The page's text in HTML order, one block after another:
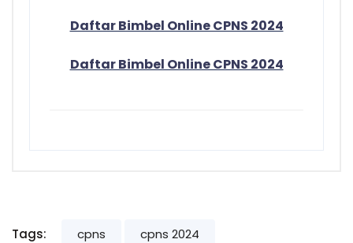
Daftar Bimbel Online CPNS 2024
Daftar Bimbel Online CPNS 2024
Tags: cpns
cpns 2024